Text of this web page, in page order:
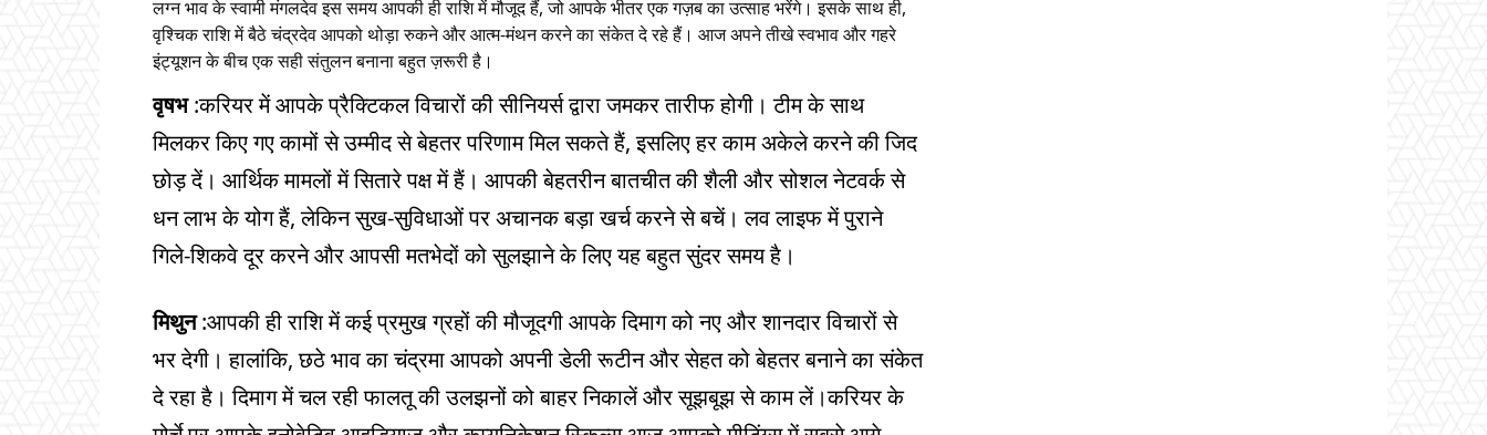
लग्न भाव के स्वामी मंगलदेव इस समय आपकी ही राशि में मौजूद हैं, जो आपके भीतर एक गज़ब का उत्साह भरेंगे। इसके साथ ही,
वृश्चिक राशि में बैठे चंद्रदेव आपको थोड़ा रुकने और आत्म-मंथन करने का संकेत दे रहे हैं। आज अपने तीखे स्वभाव और गहरे
इंट्यूशन के बीच एक सही संतुलन बनाना बहुत ज़रूरी है।
वृषभ:करियर में आपके प्रैक्टिकल विचारों की सीनियर्स द्वारा जमकर तारीफ होगी। टीम के साथ
मिलकर किए गए कामों से उम्मीद से बेहतर परिणाम मिल सकते हैं, इसलिए हर काम अकेले करने की जिद
छोड़ दें। आर्थिक मामलों में सितारे पक्ष में हैं। आपकी बेहतरीन बातचीत की शैली और सोशल नेटवर्क से
धन लाभ के योग हैं, लेकिन सुख-सुविधाओं पर अचानक बड़ा खर्च करने से बचें। लव लाइफ में पुराने
गिले-शिकवे दूर करने और आपसी मतभेदों को सुलझाने के लिए यह बहुत सुंदर समय है।
मिथुन:आपकी ही राशि में कई प्रमुख ग्रहों की मौजूदगी आपके दिमाग को नए और शानदार विचारों से
भर देगी। हालांकि, छठे भाव का चंद्रमा आपको अपनी डेली रूटीन और सेहत को बेहतर बनाने का संकेत
दे रहा है। दिमाग में चल रही फालतू की उलझनों को बाहर निकालें और सूझबूझ से काम लें।करियर के